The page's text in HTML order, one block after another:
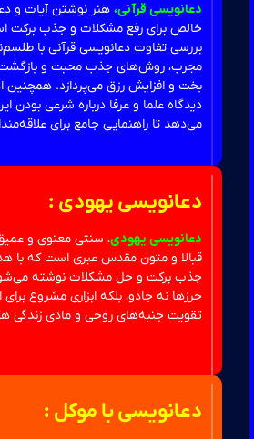
دعانویسی قرآنی، هنر نوشتن آیات و دعاهای
خالص برای رفع مشکلات و جذب برکت است.
بررسی تفاوت دعانویسی قرآنی با
مجرب، روش‌های جذب محبت و بازگشت
بخت و افزایش رزق می‌پردازد. همچنین
دیدگاه علما و عرفا درباره شرعی بودن این علم
می‌دهد تا راهنمایی جامع برای علاقه‌مندان
دعانویسی یهودی :
دعانویسی یهودی، سنتی معنوی و عمیق در
قبالا و متون مقدس عبری است که با هدف
جذب برکت و حل مشکلات نوشته می‌شود. این
حرزها نه جادو، بلکه ابزاری مشروع برای ارتباط
تقویت جنبه‌های روحی و مادی زندگی هستند.
دعانویسی با موکل :